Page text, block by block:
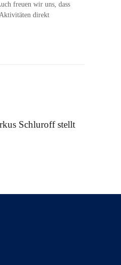
freuen wir uns, dass
direkt
Schluroff stellt